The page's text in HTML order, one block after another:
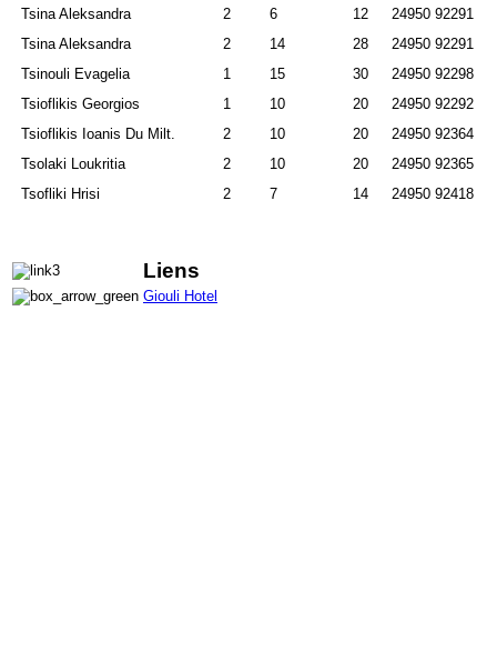
Tsina Aleksandra 2 6 12
24950 92291
Tsina Aleksandra
2 14 28
24950 92291
Tsinouli Evagelia
1 15 30
24950 92298
Tsioflikis Georgios
1 10 20
24950 92292
Tsioflikis Ioanis Du Milt.
2 10 20
24950 92364
Tsolaki Loukritia
2 10 20
24950 92365
Tsofliki Hrisi
2 7 14 24950 92418
Liens
Giouli Hotel